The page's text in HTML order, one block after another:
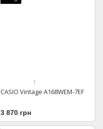
1
CASIO Vintage A168WEM-7EF
3 870 грн